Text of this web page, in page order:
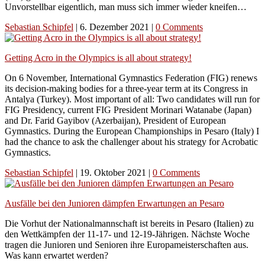
Unvorstellbar eigentlich, man muss sich immer wieder kneifen…
Sebastian Schipfel | 6. Dezember 2021 | 0 Comments
Getting Acro in the Olympics is all about strategy!
On 6 November, International Gymnastics Federation (FIG) renews
its decision-making bodies for a three-year term at its Congress in
Antalya (Turkey). Most important of all: Two candidates will run for
FIG Presidency, current FIG President Morinari Watanabe (Japan)
and Dr. Farid Gayibov (Azerbaijan), President of European
Gymnastics. During the European Championships in Pesaro (Italy) I
had the chance to ask the challenger about his strategy for Acrobatic
Gymnastics.
Sebastian Schipfel | 19. Oktober 2021 | 0 Comments
Ausfälle bei den Junioren dämpfen Erwartungen an Pesaro
Die Vorhut der Nationalmannschaft ist bereits in Pesaro (Italien) zu
den Wettkämpfen der 11-17- und 12-19-Jährigen. Nächste Woche
tragen die Junioren und Senioren ihre Europameisterschaften aus.
Was kann erwartet werden?